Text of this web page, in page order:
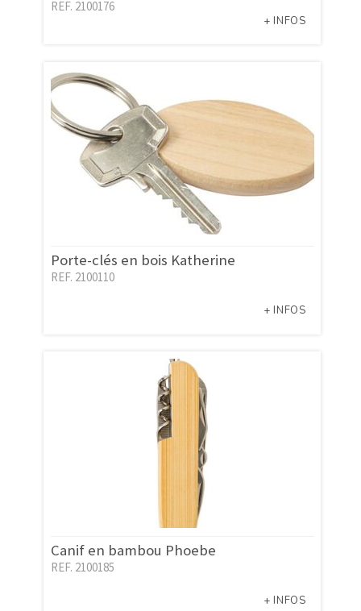
REF. 2100176
+ INFOS
Porte-clés en bois Katherine
REF. 2100110
+ INFOS
Canif en bambou Phoebe
REF. 2100185
+ INFOS